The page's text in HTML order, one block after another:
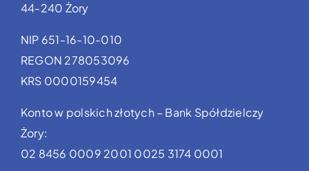
44-240 Żory
NIP 651-16-10-010
REGON 278053096
KRS 0000159454
Konto w polskich złotych – Bank Spółdzielczy
Żory:
02 8456 0009 2001 0025 3174 0001